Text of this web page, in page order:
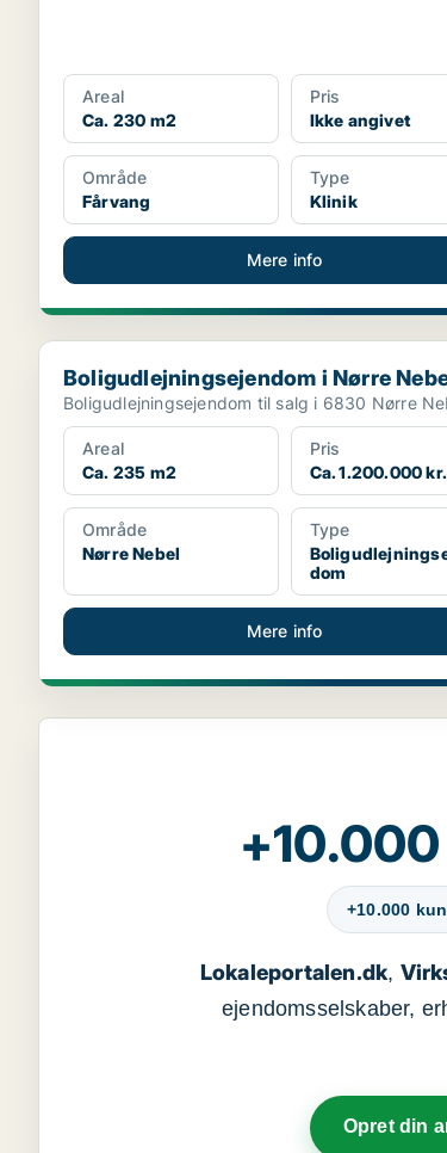
Areal
Ca. 230 m2
Pris
Ikke angivet
Område
Fårvang
Type
Klinik
Mere info
Boligudlejningsejendom i Nørre Nebel
Boligudlejningsejendom i Nørre
Boligudlejningsejendom til salg i 6830 Nørre
Areal
Ca. 235 m2
Pris
Ca. 1.200.000 kr.
Område
Nørre Nebel
Type
dom
Mere info
+10.000
Lokaleportalen.dk,
ejendomsselskaber,
Opret din